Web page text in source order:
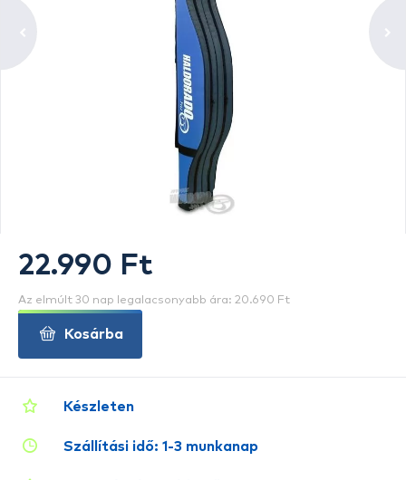
Készleten
Szállítási idő: 1-3 munkanap
22.990 Ft
Az elmúlt 30 nap legalacsonyabb ára: 20.690 Ft
Kosárba